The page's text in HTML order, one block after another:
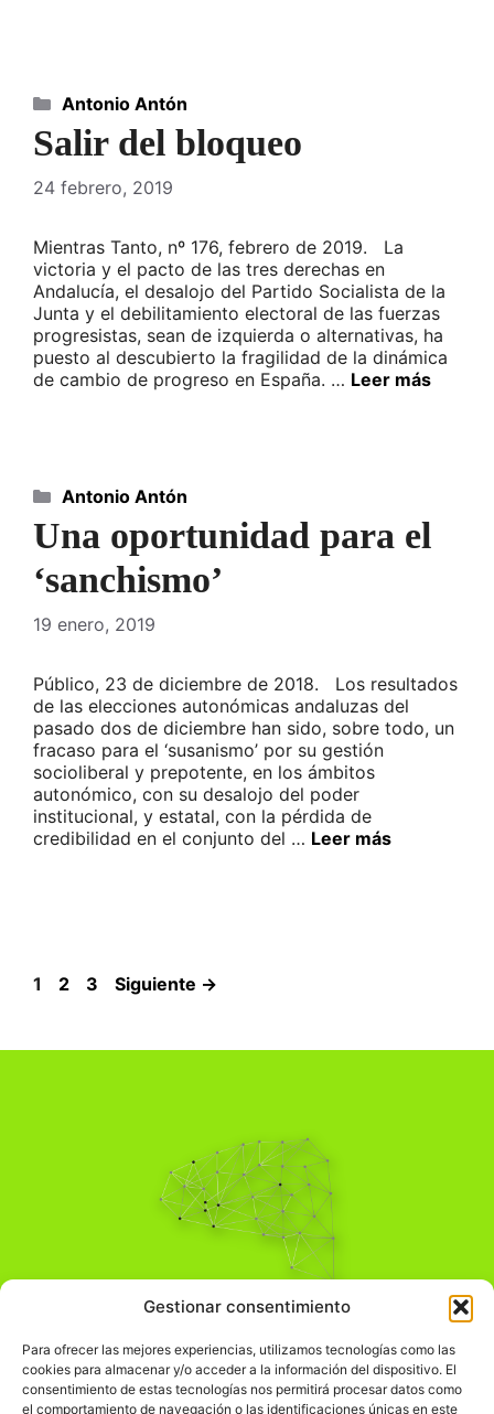
Gestionar consentimiento
Para ofrecer las mejores experiencias, utilizamos tecnologías como las
cookies para almacenar y/o acceder a la información del dispositivo. El
consentimiento de estas tecnologías nos permitirá procesar datos como
el comportamiento de navegación o las identificaciones únicas en este
Salir del bloqueo
24 febrero, 2019
Mientras Tanto, nº 176, febrero de 2019. La
victoria y el pacto de las tres derechas en
Andalucía, el desalojo del Partido Socialista de la
Junta y el debilitamiento electoral de las fuerzas
progresistas, sean de izquierda o alternativas, ha
puesto al descubierto la fragilidad de la dinámica
de cambio de progreso en España. … Leer más
Categorías
Antonio Antón
Una oportunidad para el
‘sanchismo’
19 enero, 2019
Público, 23 de diciembre de 2018. Los resultados
de las elecciones autonómicas andaluzas del
pasado dos de diciembre han sido, sobre todo, un
fracaso para el ‘susanismo’ por su gestión
socioliberal y prepotente, en los ámbitos
autonómico, con su desalojo del poder
institucional, y estatal, con la pérdida de
credibilidad en el conjunto del … Leer más
Categorías
Antonio Antón
Página
1 Página
2 Página
3 Siguiente →
Pensamiento Crítico
Comprender el mundo para transformarlo.